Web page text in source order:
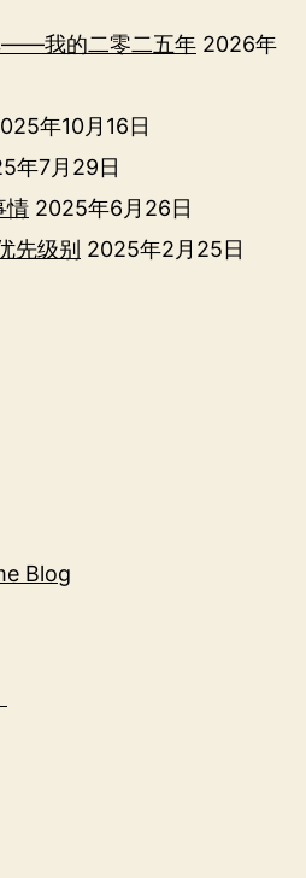
——我的二零二五年 2026年
年10月16日
年7月29日
情 2025年6月26日
先级别 2025年2月25日
Blog